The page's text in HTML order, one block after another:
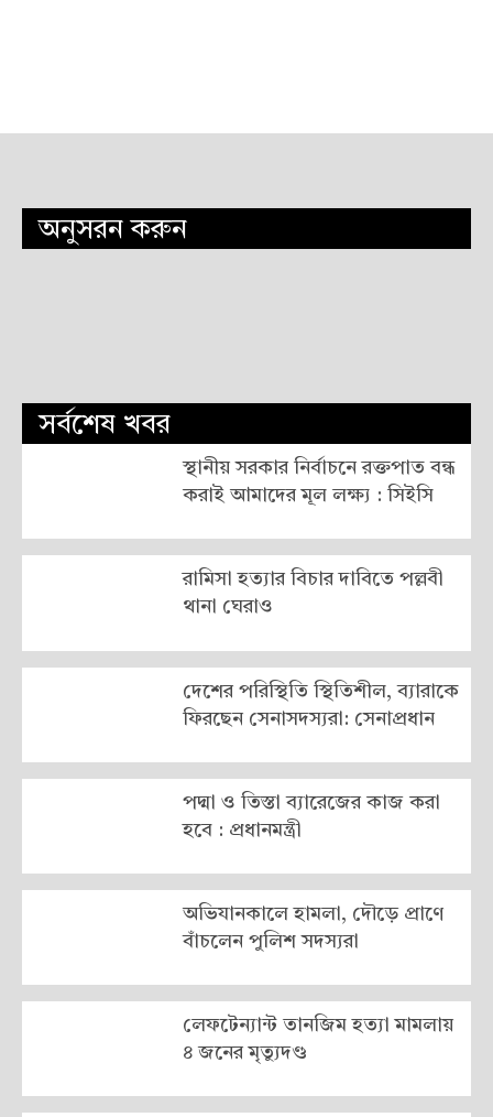
অনুসরন করুন
সর্বশেষ খবর
স্থানীয় সরকার নির্বাচনে রক্তপাত বন্ধ
করাই আমাদের মূল লক্ষ্য : সিইসি
রামিসা হত্যার বিচার দাবিতে পল্লবী
থানা ঘেরাও
দেশের পরিস্থিতি স্থিতিশীল, ব্যারাকে
ফিরছেন সেনাসদস্যরা: সেনাপ্রধান
পদ্মা ও তিস্তা ব্যারেজের কাজ করা
হবে : প্রধানমন্ত্রী
অভিযানকালে হামলা, দৌড়ে প্রাণে
বাঁচলেন পুলিশ সদস্যরা
লেফটেন্যান্ট তানজিম হত্যা মামলায়
৪ জনের মৃত্যুদণ্ড